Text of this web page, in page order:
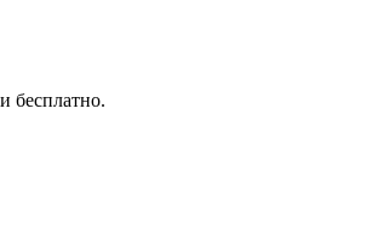
бесплатно.